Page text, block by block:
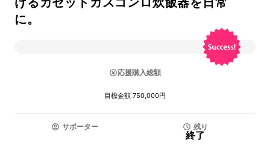
に。
応援購入総額
目標金額 750,000円
サポーター 残り
終了